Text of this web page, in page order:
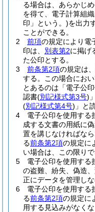
る場合は、あらかじ
を得て、電子計算組
印」という。)を出力
ことができる。
2
前項の規定により電
印は、 別表第2に掲げ
た公印とする。
3
前条第2項の規定は
する。
この場合におい
とあるのは「電子公
認書(別記様式第3号)
(別記様式第4号) 」と
4
電子公印を使用する
成する文書の用紙に
置を講じなければなら
る前条第2項の規定に
い場合は、この限りで
5
電子公印を使用する
の盗難、紛失、偽造
正にデータを管理しな
6
電子公印を使用する
る前条第2項の規定に
用する見込みがなく